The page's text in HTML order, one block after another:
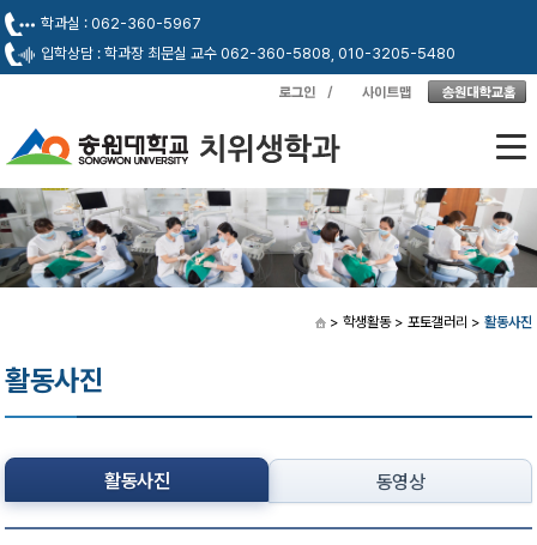
학과실 : 062-360-5967
입학상담 : 학과장 최문실 교수 062-360-5808, 010-3205-5480
> 학생활동> 포토갤러리 > 활동사진
활동사진
활동사진 동영상